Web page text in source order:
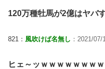
120万種牡馬が2億はヤバ
821： 風吹けば名無し ：2021/
ヒェ～ッｗｗｗｗｗｗｗ